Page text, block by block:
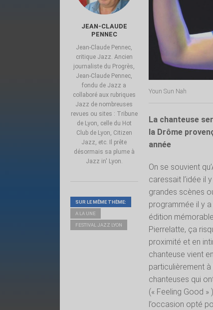
Youn Sun Nah
La chanteuse
la Drôme
année
On se souvient
caressait l’idée il
grandes scènes
programmée il y a
édition
Pierrelatte, ça
proximité et en
chanteuse vient
particulièrement à
chanteuses qui
(« Feeling Good »
l’occasion opté
JEAN-CLAUDE
PENNEC
Jean-Claude Pennec,
critique Jazz. Ancien
journaliste du Progrès,
Jean-Claude Pennec,
fondu de Jazz a
collaboré aux rubriques
Jazz de nombreuses
revues ou sites : Tribune
de Lyon, celle du Hot
Club de Lyon, Citizen
Jazz, etc. Il prête
désormais sa plume à
Jazz in' Lyon.
SUR LE MÊME THÈME:
A LA UNE
FESTIVAL JAZZ LYON